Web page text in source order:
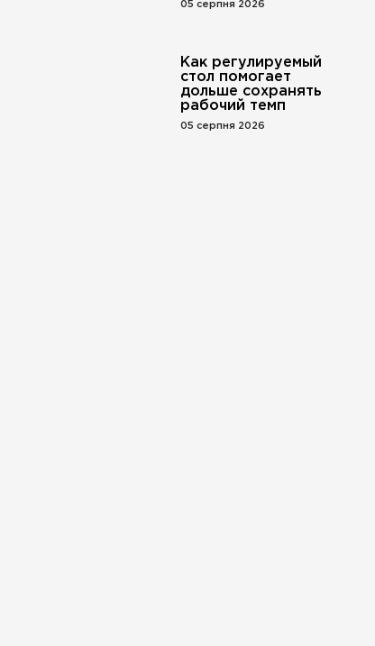
05 серпня 2026
Как регулируемый
стол помогает
дольше сохранять
рабочий темп
05 серпня 2026